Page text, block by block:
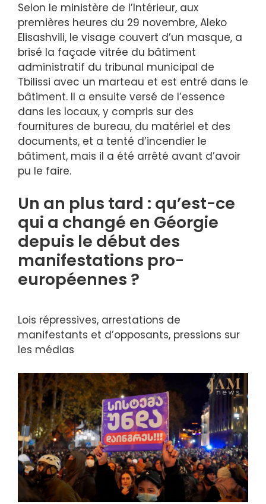
Selon le ministère de l’Intérieur, aux
premières heures du 29 novembre, Aleko
Elisashvili, le visage couvert d’un masque, a
brisé la façade vitrée du bâtiment
administratif du tribunal municipal de
Tbilissi avec un marteau et est entré dans le
bâtiment. Il a ensuite versé de l’essence
dans les locaux, y compris sur des
fournitures de bureau, du matériel et des
documents, et a tenté d’incendier le
bâtiment, mais il a été arrêté avant d’avoir
pu le faire.
Un an plus tard : qu’est-ce
qui a changé en Géorgie
depuis le début des
manifestations pro-
européennes ?
Lois répressives, arrestations de
manifestants et d’opposants, pressions sur
les médias